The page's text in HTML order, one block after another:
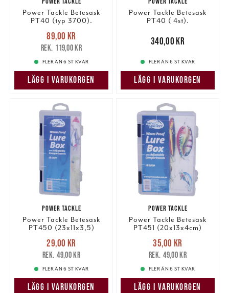
Power Tackle Betesask
PT40 (typ 3700).
Nuvarande pris
89,00 krTidigare pris
119,00 kr
89,00 kr
119,00 kr
FLER ÄN 6 ST KVAR
LÄGG I VARUKORGEN
Power Tackle Betesask
PT40 ( 4st).
340,00 kr
340,00 kr
FLER ÄN 6 ST KVAR
LÄGG I VARUKORGEN
POWER TACKLE
Power Tackle Betesask
PT450 (23x11x3,5)
Nuvarande pris
29,00 krTidigare pris
49,00 kr
29,00 kr
49,00 kr
FLER ÄN 6 ST KVAR
LÄGG I VARUKORGEN
POWER TACKLE
Power Tackle Betesask
PT451 (20x13x4cm)
Nuvarande pris
35,00 krTidigare pris
49,00 kr
35,00 kr
49,00 kr
FLER ÄN 6 ST KVAR
LÄGG I VARUKORGEN